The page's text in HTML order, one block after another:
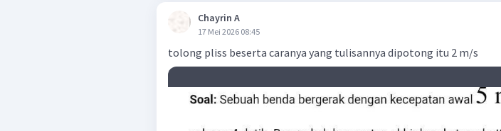
Chayrin A
17 Mei 2026 08:45
tolong pliss beserta caranya yang tulisannya dipotong itu 2 m/s